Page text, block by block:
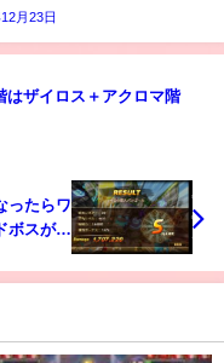
月23日
ザイロス＋アクロマ階
ったらワ
ボスが…